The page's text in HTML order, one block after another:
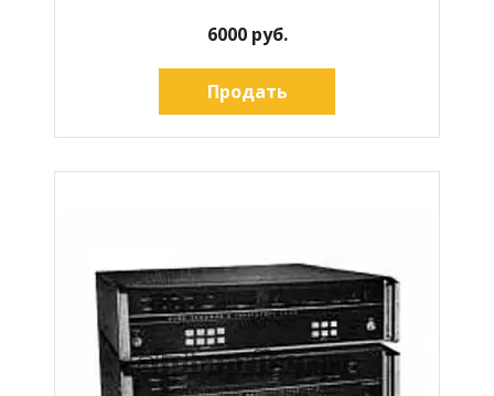
6000 руб.
Продать